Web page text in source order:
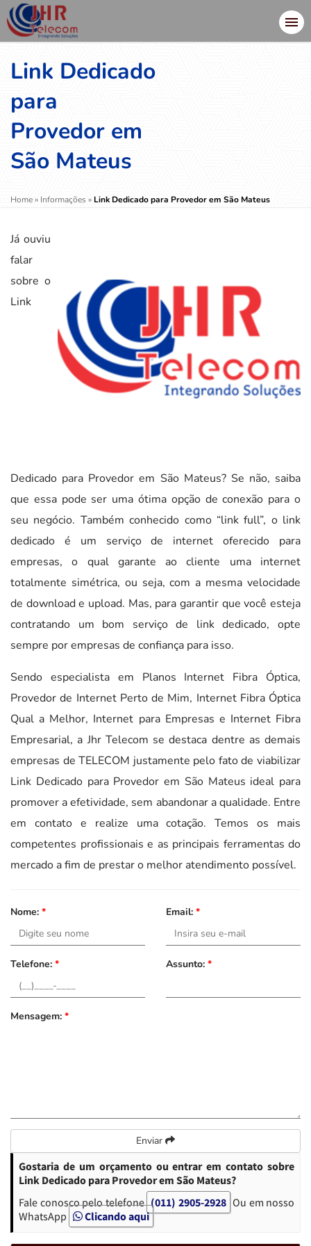
Link Dedicado
para
Provedor em
São Mateus
Home» Informações» Link Dedicado para Provedor em São Mateus
Já ouviu
falar
sobre o
Link
Dedicado para Provedor em São Mateus? Se não, saiba
que essa pode ser uma ótima opção de conexão para o
seu negócio. Também conhecido como “link full”, o link
dedicado é um serviço de internet oferecido para
empresas, o qual garante ao cliente uma internet
totalmente simétrica, ou seja, com a mesma velocidade
de download e upload. Mas, para garantir que você esteja
contratando um bom serviço de link dedicado, opte
sempre por empresas de confiança para isso.
Sendo especialista em Planos Internet Fibra Óptica,
Provedor de Internet Perto de Mim, Internet Fibra Óptica
Qual a Melhor, Internet para Empresas e Internet Fibra
Empresarial, a Jhr Telecom se destaca dentre as demais
empresas de TELECOM justamente pelo fato de viabilizar
Link Dedicado para Provedor em São Mateus ideal para
promover a efetividade, sem abandonar a qualidade. Entre
em contato e realize uma cotação. Temos os mais
competentes profissionais e as principais ferramentas do
mercado a fim de prestar o melhor atendimento possível.
Nome: * Email: *
Telefone: * Assunto: *
Mensagem: *
Enviar
Gostaria de um orçamento ou entrar em contato sobre
Link Dedicado para Provedor em São Mateus?
Fale conosco pelo telefone (011) 2905-2928 Ou em nosso
WhatsApp
Clicando aqui